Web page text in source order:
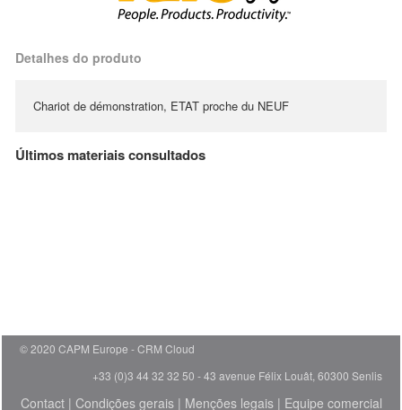
Detalhes do produto
Chariot de démonstration, ETAT proche du NEUF
Últimos materiais consultados
© 2020 CAPM Europe
CRM Cloud
+33 (0)3 44 32 32 50 - 43 avenue Félix Louât, 60300 Senlis
Contact| Condições gerais| Menções legais| Equipe comercial